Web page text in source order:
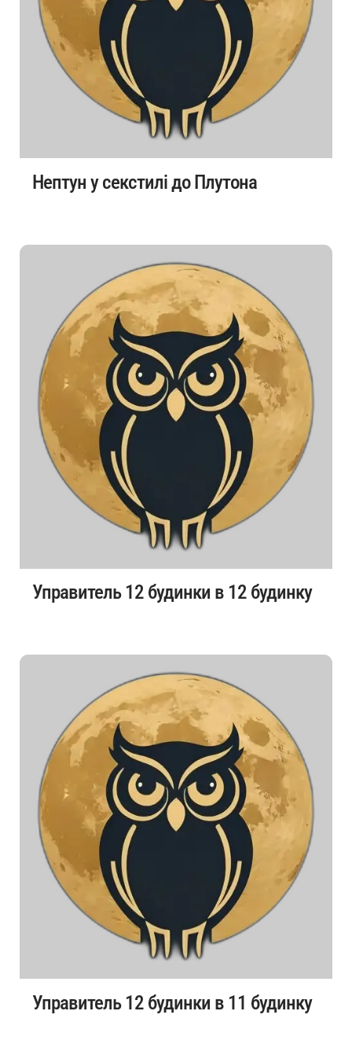
Нептун у секстилі до Плутона
Управитель 12 будинки в 12 будинку
Управитель 12 будинки в 11 будинку